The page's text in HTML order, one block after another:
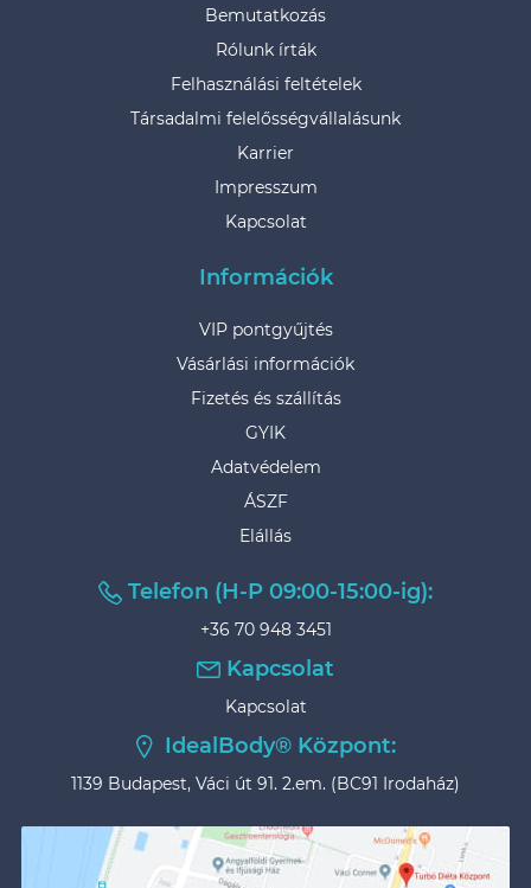
Bemutatkozás
Rólunk írták
Felhasználási feltételek
Társadalmi felelősségvállalásunk
Karrier
Impresszum
Kapcsolat
Információk
VIP pontgyűjtés
Vásárlási információk
Fizetés és szállítás
GYIK
Adatvédelem
ÁSZF
Elállás
Telefon (H-P 09:00-15:00-ig):
+36 70 948 3451
Kapcsolat
Kapcsolat
IdealBody® Központ:
1139 Budapest, Váci út 91. 2.em. (BC91 Irodaház)